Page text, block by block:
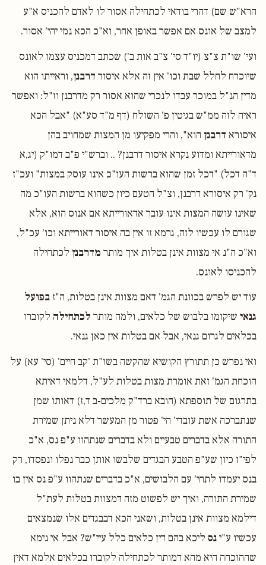
הרא"ש שם) דהרי בודאי לכתחילה אסור לו לאדם להכניס א"ע
למצב של אונס אם אפשר באופן אחר, וא"כ הכא נמי יהי' אסור.
ועי' שו"ת צ"צ (יו"ד סי' צ"ב אות ב') שכתב דמכניס עצמו לאונס
שיוכרח לחלל שבת וכו' אין זה אלא איסור דרבנן, וראייתו הוא
מדין הנ"ל במוכר עבדו לנכרי שהוא אסור רק מדרבנן וז"ל: ואפשר
ראיה לזה ממ"ש בגיטין פ' השולח (דף מ"ד סע"א) "אבל הכא
איסורא דרבנן הוא", והרי מפקיעו מן המצות שמחויב בהן
מדאורייתא ומדוע נקרא איסור דרבנן? .. וברש"י פ"ב דמו"ק (יג,א
ד"ה דכל) "דכל זמן שהוא ברשות העו"כ אינו עוסק במצות" ועכ"ז
נק' רק איסורא דרבנן, וצ"ל הטעם כיון כשהוא ברשות העו"כ מה
שאינו עושה המצות אינו עובר אדאורייתא אם אנוס הוא, אלא
שגורם לו עכשיו לזה, גרמא זו אין בה איסור דאורייתא וכו' עכ"ל,
וא"כ ה"נ אי מצוות אינן בטלות איך מותר מדרבנן לכתחילה
להכניסו לאונס.
עוד יש לפרש בכוונת הגמ' דאם מצוות אינן בטלות, ה"ז בפועל
גנאי שיקומו בלבוש של כלאים, ולמה מותר לכתחילה לקוברו
בכלאים לגרום גנאי, אבל אם בטלות אין כאן גנאי.
ואי נפרש כן תתורץ הקושיא שהקשה בשו"ת 'קב חיים' (סי' עא) על
הוכחת הגמ' זאת אומרת מצות בטלות לע"ל, דלמאי דאיתא
בתרגום של תוספתא (הובא ברד"ק מלכים-ב ד,ז) דאותו שמן
שנתברכה אשת עובדי' הי' פטור מן המעשר דלא ניתן שמירת
התורה אלא בדברים טבעיים ולא בדברים שנתהוו ע"פ נס, א"כ
לפי"ז כיון שע"פ הטבע הבגדים שלבשו אותן כבר נפלו ונפסדו, רק
בנס יעמדו לתחי' עם הלבושים, א"כ בדברים שנתהוו ע"פ נס אין בו
שמירת התורה, ואיך יש לפשוט מזה דמצוות בטלות לעת"ל
דילמא מצוות אינן בטלות, ושאני הכא דבבגדים אלו שנמצאים
עכשיו ע"ינס ליכא בהם דין כלאים כלל עיי"ש? אבל אי נימא
שההוכחה היא מהא דמותר לכתחילה לקוברו בכלאים אלמא דאין